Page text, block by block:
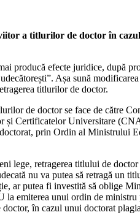
a titlurilor de doctor în
producă efecte juridice, după
Așa sună
titlurilor de doctor.
de doctor se face de către
și Certificatelor Universitare
prin Ordin al Ministrului
lege, retragerea titlului de
nu va putea să retragă un
ar putea fi investită să oblige
emiterea unui ordin de ministru
doctor, în cazul unui doctorat